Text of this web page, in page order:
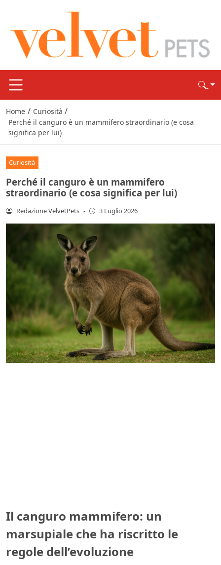
Home / Curiosità /
Perché il canguro è un mammifero straordinario (e cosa
significa per lui)
Curiosità
Perché il canguro è un mammifero
straordinario (e cosa significa per lui)
Redazione VelvetPets - 3 Luglio 2026
Il canguro mammifero: un
marsupiale che ha riscritto le
regole dell’evoluzione